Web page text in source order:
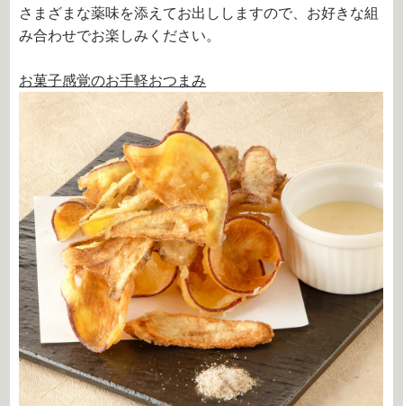
さまざまな薬味を添えてお出ししますので、お好きな組
み合わせでお楽しみください。
お菓子感覚のお手軽おつまみ